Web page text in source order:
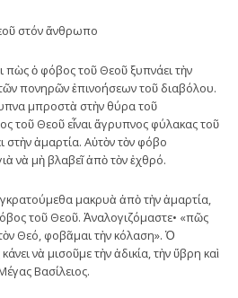
στόν ἄνθρωπο
πὼς ὁ φόβος τοῦ Θεοῦ ξυπνάει τὴν
πονηρῶν ἐπινοήσεων τοῦ διαβόλου.
μπροστὰ στὴν θύρα τοῦ
τοῦ Θεοῦ εἶναι ἄγρυπνος φύλακας τοῦ
ἁμαρτία. Αὐτὸν τὸν φόβο
νὰ μὴ βλαβεῖ ἀπὸ τὸν ἐχθρό.
μακρυὰ ἀπὸ τὴν ἁμαρτία,
τοῦ Θεοῦ. Ἀναλογιζόμαστε• «πῶς
Θεό, φοβᾶμαι τὴν κόλαση». Ὁ
νὰ μισοῦμε τὴν ἀδικία, τὴν ὕβρη καὶ
Βασίλειος.